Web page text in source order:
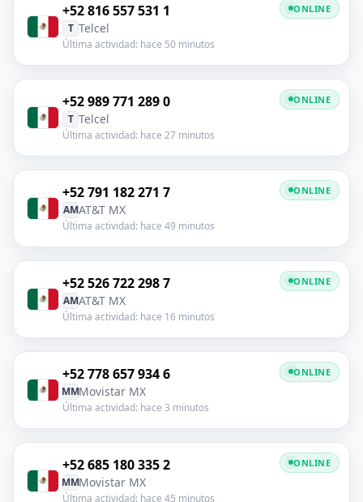
+52 816 557 531 1
T Telcel
Última actividad: hace 50 minutos
ONLINE
+52 989 771 289 0
T Telcel
Última actividad: hace 27 minutos
ONLINE
+52 791 182 271 7
AMAT&T MX
Última actividad: hace 49 minutos
ONLINE
+52 526 722 298 7
AMAT&T MX
Última actividad: hace 16 minutos
ONLINE
+52 778 657 934 6
MMMovistar MX
Última actividad: hace 3 minutos
ONLINE
+52 685 180 335 2
MMMovistar MX
Última actividad: hace 45 minutos
ONLINE